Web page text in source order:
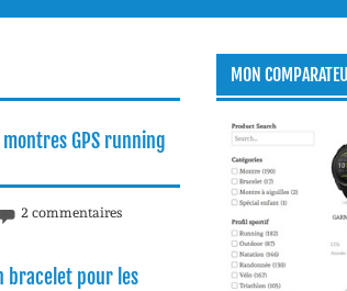
GPS running
2 commentaires
bracelet pour les
MON